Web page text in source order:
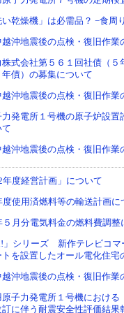
い乾燥機」は必需品？ −食
越沖地震後の点検・復旧作
式会社第５６１回社債（
債）の募集について
越沖地震後の点検・復旧作
発電所１号機の原子炉設
越沖地震後の点検・復旧作
年度経営計画」について
度使用済燃料等の輸送計画に
５月分電気料金の燃料費調整
」シリーズ 新作テレビコ
トを設置したオール電化住
越沖地震後の点検・復旧作
子力発電所１号機におけ
に伴う耐震安全性評価結